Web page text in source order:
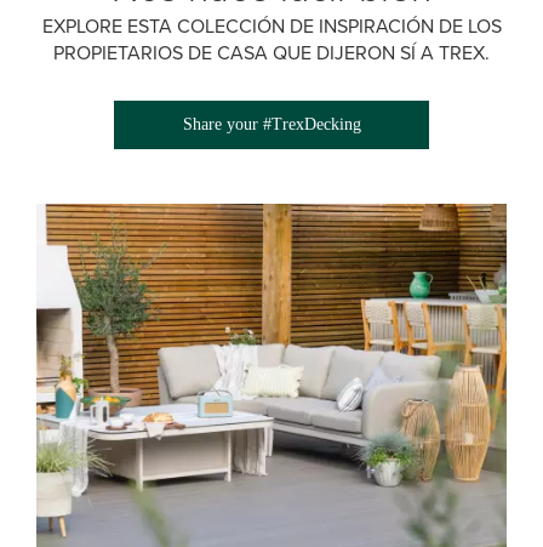
EXPLORE ESTA COLECCIÓN DE INSPIRACIÓN DE LOS
PROPIETARIOS DE CASA QUE DIJERON SÍ A TREX.
Share your #TrexDecking
Media Gallery